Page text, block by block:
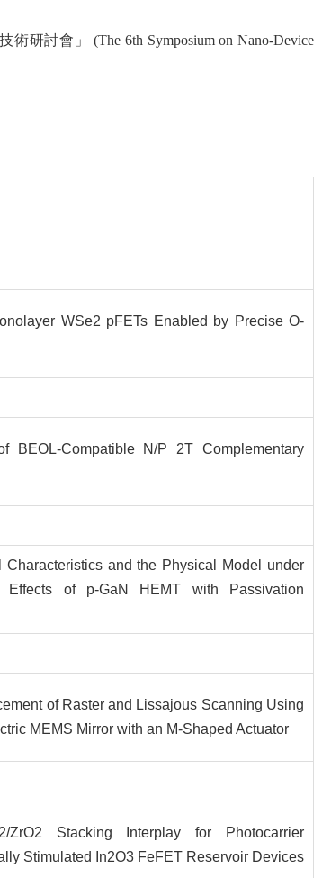
研討會」 (The 6th Symposium on Nano-Device
WSe2 pFETs Enabled by Precise O-
BEOL-Compatible N/P 2T Complementary
and the Physical Model under
of p-GaN HEMT with Passivation
of Raster and Lissajous Scanning Using
MEMS Mirror with an M-Shaped Actuator
ZrO2 Stacking Interplay for Photocarrier
Stimulated In2O3 FeFET Reservoir Devices